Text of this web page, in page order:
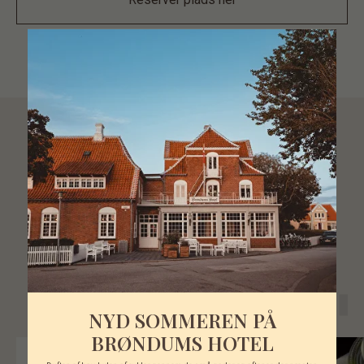
VORES EVENTS
Kom i trygge hænder – hold jeres event hos
Brøndums Hotel.
NYD SOMMEREN PÅ
BRØNDUMS HOTEL